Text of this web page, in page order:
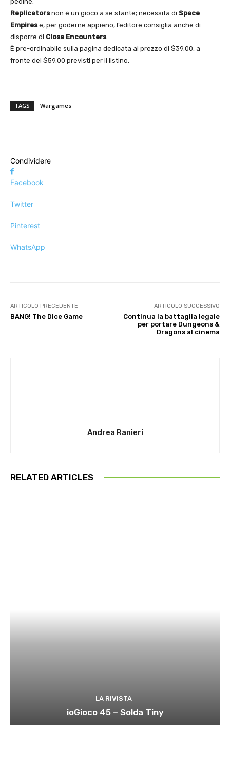
Replicatorsnon è un gioco a se stante; necessita di Space
Empirese, per goderne appieno, l’editore consiglia anche di
disporre di Close Encounters.
È pre-ordinabile sulla pagina dedicata al prezzo di $39.00, a
fronte dei $59.00 previsti per il listino.
TAGS Wargames
Condividere
Facebook
Twitter
Pinterest
WhatsApp
ARTICOLO PRECEDENTE
BANG! The Dice Game
ARTICOLO SUCCESSIVO
Continua la battaglia legale
per portare Dungeons &
Dragons al cinema
Andrea Ranieri
RELATED ARTICLES
LA RIVISTA
ioGioco 45 – Solda Tiny